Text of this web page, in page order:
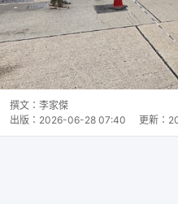
撰文： 李家傑
出版： 2026-06-28 07:40 更新：